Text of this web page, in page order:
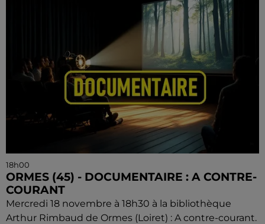
18h00
ORMES (45) - DOCUMENTAIRE : A CONTRE-
COURANT
Mercredi 18 novembre à 18h30 à la bibliothèque
Arthur Rimbaud de Ormes (Loiret) : A contre-courant.